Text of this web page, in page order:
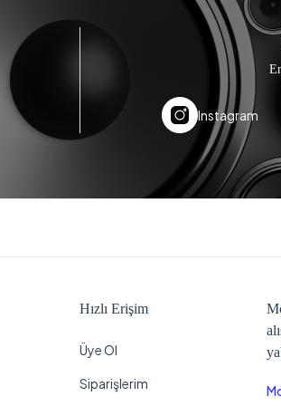
Instagram
Hızlı Erişim
Üye Ol
Siparişlerim